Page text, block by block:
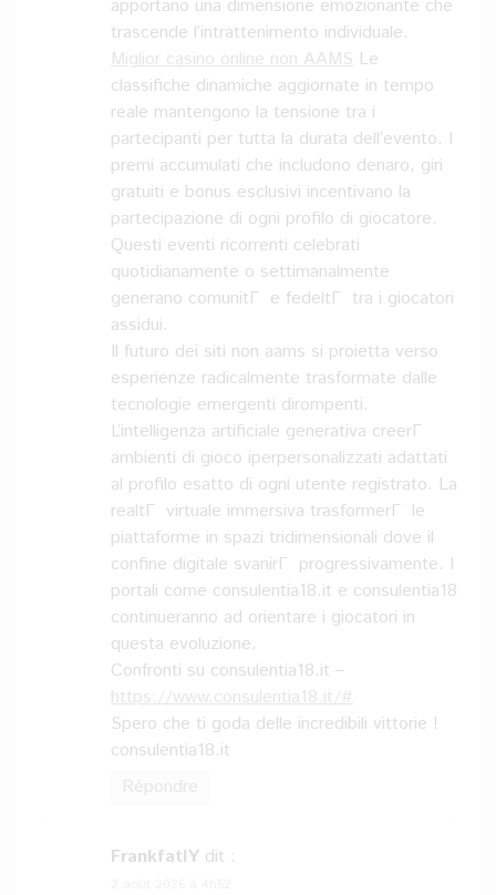
apportano una dimensione emozionante che
trascende l’intrattenimento individuale.
Miglior casino online non AAMS Le
classifiche dinamiche aggiornate in tempo
reale mantengono la tensione tra i
partecipanti per tutta la durata dell’evento. I
premi accumulati che includono denaro, giri
gratuiti e bonus esclusivi incentivano la
partecipazione di ogni profilo di giocatore.
Questi eventi ricorrenti celebrati
quotidianamente o settimanalmente
generano comunitГ e fedeltГ tra i giocatori
assidui.
Il futuro dei siti non aams si proietta verso
esperienze radicalmente trasformate dalle
tecnologie emergenti dirompenti.
L’intelligenza artificiale generativa creerГ
ambienti di gioco iperpersonalizzati adattati
al profilo esatto di ogni utente registrato. La
realtГ virtuale immersiva trasformerГ le
piattaforme in spazi tridimensionali dove il
confine digitale svanirГ progressivamente. I
portali come consulentia18.it e consulentia18
continueranno ad orientare i giocatori in
questa evoluzione.
Confronti su consulentia18.it –
https://www.consulentia18.it/#
Spero che ti goda delle incredibili vittorie !
consulentia18.it
FrankfatlY dit :